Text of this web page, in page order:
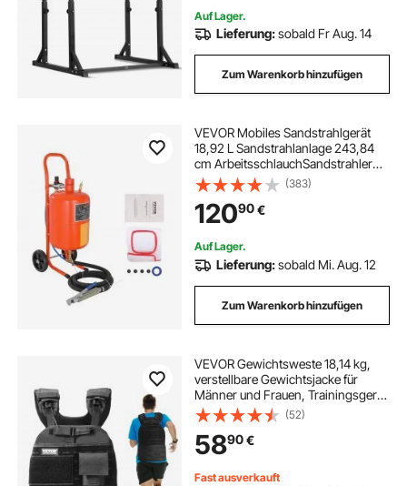
Auf Lager.
Lieferung:sobald Fr Aug. 14
Zum Warenkorb hinzufügen
VEVOR Mobiles Sandstrahlgerät
18,92 L Sandstrahlanlage 243,84
cm ArbeitsschlauchSandstrahler
60–110 PSI Arbeitsdruck ideal zum
Entfernen von Rost, Farbe, Flecken
und das Polieren großer Flächen
(383)
12090€
Auf Lager.
Lieferung:sobald Mi. Aug. 12
Zum Warenkorb hinzufügen
VEVOR Gewichtsweste 18,14 kg,
verstellbare Gewichtsjacke für
Männer und Frauen, Trainingsgerät
für Kraft- und Ausdauertraining
Laufen Joggen Gehen Fitness
Gewichtsverlust Schwarz
(52)
5890€
Fast ausverkauft